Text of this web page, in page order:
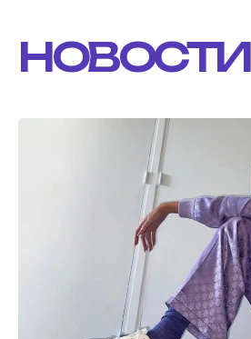
НОВОСТИ